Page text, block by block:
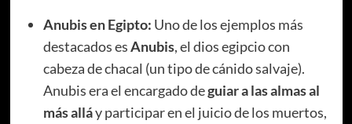
Anubis en Egipto: Uno de los ejemplos más
destacados esAnubis, el dios egipcio con
cabeza de chacal (un tipo de cánido salvaje).
Anubis era el encargado deguiar a las almas al
más alláy participar en el juicio de los muertos,